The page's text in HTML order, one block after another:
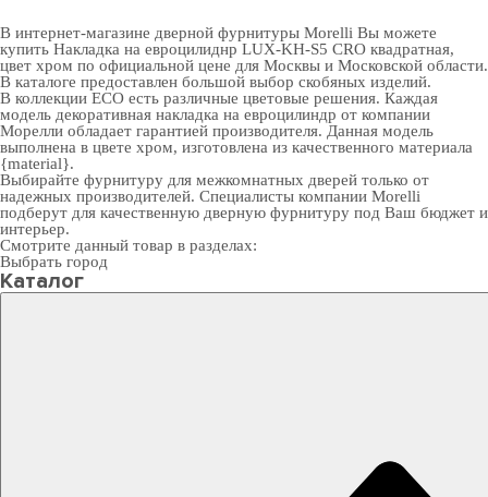
В интернет-магазине дверной фурнитуры Morelli Вы можете
купить Накладка на евроцилиднр LUX-KH-S5 CRO квадратная,
цвет хром по официальной цене для Москвы и Московской области.
В каталоге предоставлен большой выбор скобяных изделий.
В коллекции ECO есть различные цветовые решения. Каждая
модель декоративная накладка на евроцилиндр от компании
Морелли обладает гарантией производителя. Данная модель
выполнена в цвете хром, изготовлена из качественного материала
{material}.
Выбирайте фурнитуру для межкомнатных дверей только от
надежных производителей. Специалисты компании Morelli
подберут для качественную дверную фурнитуру под Ваш бюджет и
интерьер.
Смотрите данный товар в разделах:
Выбрать город
Каталог